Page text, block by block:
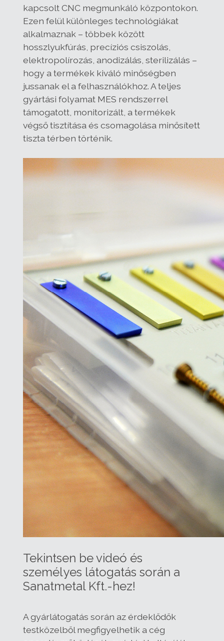
kapcsolt CNC megmunkáló központokon.
Ezen felül különleges technológiákat
alkalmaznak – többek között
hosszlyukfúrás, precíziós csiszolás,
elektropolírozás, anodizálás, sterilizálás –
hogy a termékek kiváló minőségben
jussanak el a felhasználókhoz. A teljes
gyártási folyamat MES rendszerrel
támogatott, monitorizált, a termékek
végső tisztítása és csomagolása minősített
tiszta térben történik.
Tekintsen be videó és
személyes látogatás során a
Sanatmetal Kft.-hez!
A gyárlátogatás során az érdeklődők
testközelből megfigyelhetik a cég